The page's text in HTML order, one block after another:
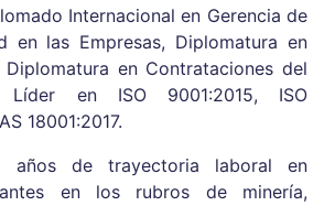
Internacional en Gerencia de
en las Empresas, Diplomatura en
en Contrataciones del
Líder en ISO 9001:2015, ISO
18001:2017.
años de trayectoria laboral en
en los rubros de minería,